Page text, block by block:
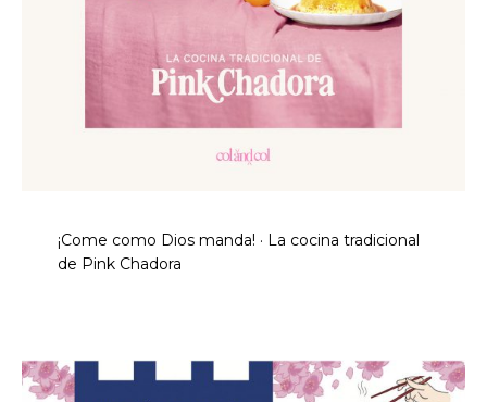
¡Come como Dios manda! · La cocina tradicional
de Pink Chadora